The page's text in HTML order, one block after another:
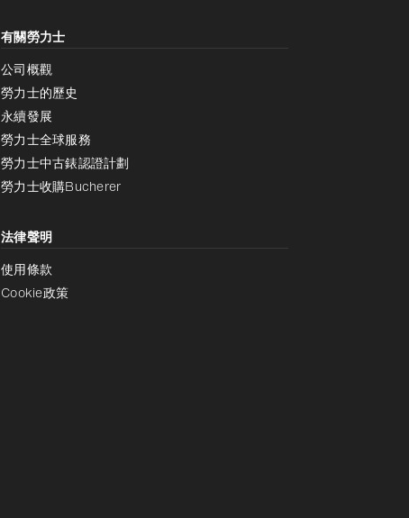
減少動畫
停用
有關勞力士
公司概觀
勞力士的歷史
永續發展
勞力士全球服務
勞力士中古錶認證計劃
勞力士收購Bucherer
法律聲明
使用條款
Cookie政策